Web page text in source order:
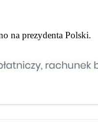
na prezydenta Polski.